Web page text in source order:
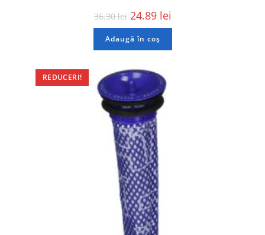
36.30lei 24.89 lei
Adaugă în coș
REDUCERI!